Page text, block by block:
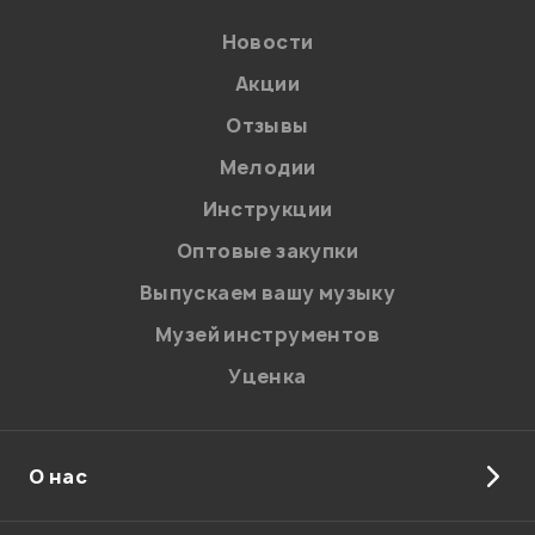
Новости
Акции
Отзывы
Мелодии
Инструкции
Оптовые закупки
Выпускаем вашу музыку
Музей инструментов
Уценка
О нас